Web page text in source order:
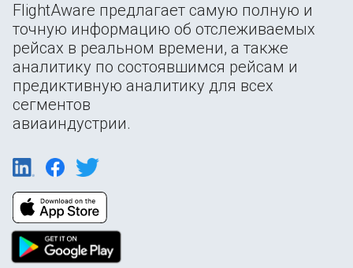
FlightAware предлагает самую полную и
точную информацию об отслеживаемых
рейсах в реальном времени, а также
аналитику по состоявшимся рейсам и
предиктивную аналитику для всех
сегментов
авиаиндустрии.